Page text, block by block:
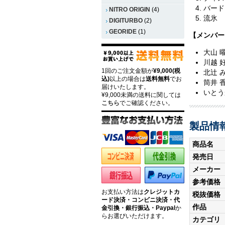
バー
流氷
【メンバ
大山
川越
北辻
筒井
いと
製品情
商品名
発売日
メーカー
参考価格
税抜価格
作品
カテゴリ
NITRO ORIGIN (4)
DIGITURBO (2)
GEORIDE (1)
1回のご注文金額が¥9,000(税
込)以上の場合は送料無料でお
届けいたします。
¥9,000未満の送料に関しては
こちらでご確認ください。
お支払い方法はクレジットカ
ード決済・コンビニ決済・代
金引換・銀行振込・Paypalか
らお選びいただけます。